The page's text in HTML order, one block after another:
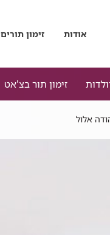
אודות זימון תורים
זימון תור בצ'אט
אלול